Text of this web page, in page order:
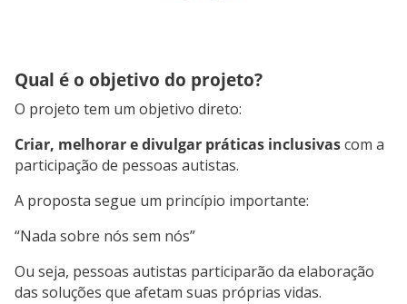
Qual é o objetivo do projeto?
O projeto tem um objetivo direto:
Criar, melhorar e divulgar práticas inclusivascom a
participação de pessoas autistas.
A proposta segue um princípio importante:
“Nada sobre nós sem nós”
Ou seja, pessoas autistas participarão da elaboração
das soluções que afetam suas próprias vidas.